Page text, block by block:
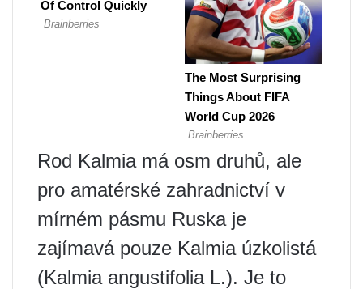
Rod Kalmia má osm druhů, ale
pro amatérské zahradnictví v
mírném pásmu Ruska je
zajímavá pouze Kalmia úzkolistá
(Kalmia angustifolia L.). Je to